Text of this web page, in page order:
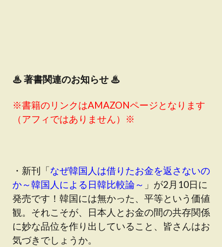
♨著書関連のお知らせ ♨
※書籍のリンクはAMAZONページとなります
（アフィではありません）※
・新刊「なぜ韓国人は借りたお金を返さないの
か～韓国人による日韓比較論～ 」が2月10日に
発売です！韓国には無かった、平等という価値
観。それこそが、日本人とお金の間の共存関係
に妙な品位を作り出していること、皆さんはお
気づきでしょうか。